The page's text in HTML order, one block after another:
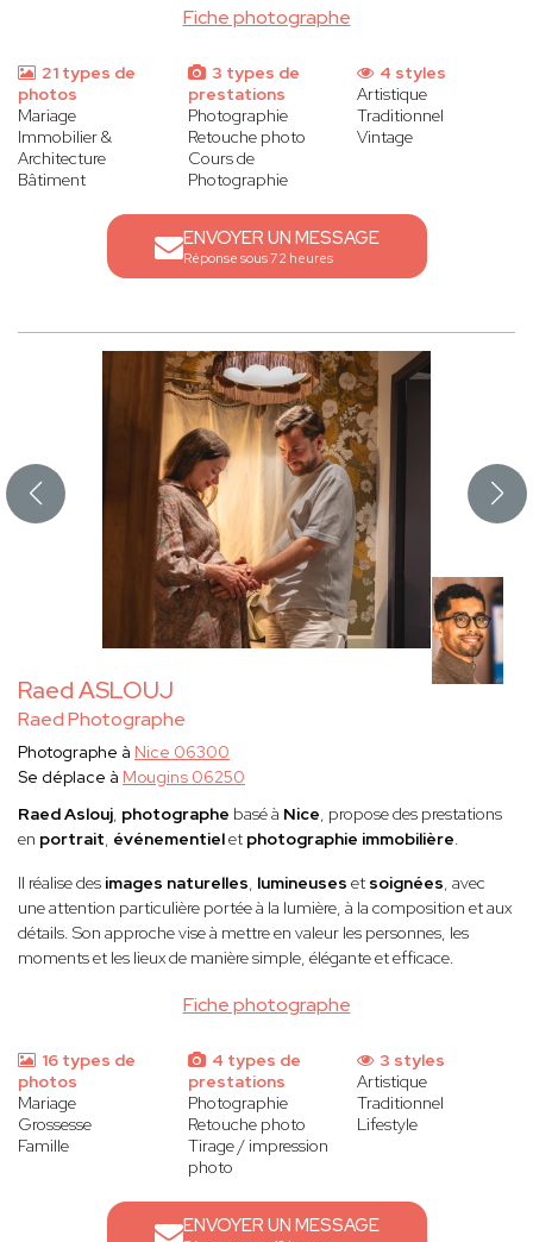
Fiche photographe
21 types de
photos
Mariage
Immobilier &
Architecture
Bâtiment
3 types de
prestations
Photographie
Retouche photo
Cours de
Photographie
4 styles
Artistique
Traditionnel
Vintage
ENVOYER UN MESSAGE
Réponse sous 72 heures
Raed ASLOUJ
Raed Photographe
Fiche photographe
Photographe à Nice 06300
Se déplace à Mougins 06250
Raed Aslouj, photographe basé à Nice, propose des prestations
en portrait, événementielet photographie immobilière.
Il réalise des images naturelles, lumineuses et soignées, avec
une attention particulière portée à la lumière, à la composition et aux
détails. Son approche vise à mettre en valeur les personnes, les
moments et les lieux de manière simple, élégante et efficace.
16 types de
photos
Mariage
Grossesse
Famille
4 types de
prestations
Photographie
Retouche photo
Tirage / impression
photo
3 styles
Artistique
Traditionnel
Lifestyle
ENVOYER UN MESSAGE